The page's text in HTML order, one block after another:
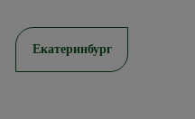
Екатеринбург